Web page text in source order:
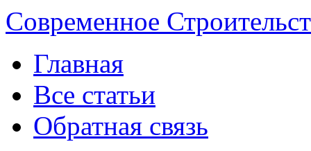
Современное
Главная
Все статьи
Обратная связь